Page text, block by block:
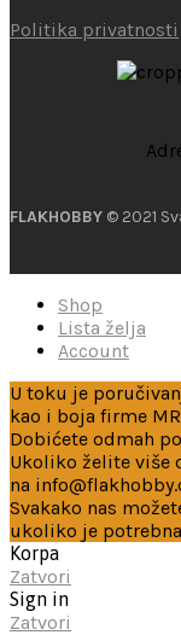
Politika privatnosti
FLAKHOBBY © 2021
Shop
Lista želja
Account
U toku je
kao i boja firme
Dobićete odmah
Ukoliko želite više
na
Svakako nas
ukoliko je
Korpa
Zatvori
Sign in
Zatvori